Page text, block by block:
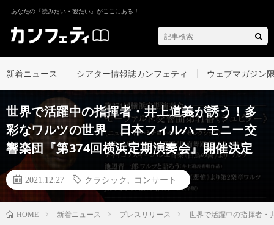
あなたの『読みたい・観たい』がここにある！
新着ニュース シアター情報誌カンフェティ ウェブマガジン
世界で活躍中の指揮者・井上道義が誘う！多
彩なワルツの世界 日本フィルハーモニー交
響楽団『第374回横浜定期演奏会』開催決定
2021.12.27 クラシック コンサート
HOME 新着ニュース プレスリリース 世界で活躍中の指揮者